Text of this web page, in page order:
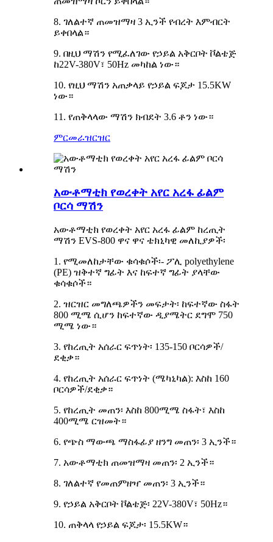
8. ገለልተኛ ጠመዝማዛ 3 ኢንች የብረት እምብርት
ይቀበላል።
9. በዚህ ማሽን የሚፈለገው የኃይል አቅርቦት ቮልቴጅ
ከ22V-380V፣ 50Hz መካከል ነው።
10. የዚህ ማሽን አጠቃላይ የኃይል ፍጆታ 15.5KW
ነው።
11. የጠቅላላው ማሽን ክብደት 3.6 ቶን ነው።
ምርመራዝርዝር
አውቶማቲክ የወረቀት አየር አረፋ ፊልም
ቦርሳ ማሽን
አውቶማቲክ የወረቀት አየር አረፋ ፊልም ከረጢት
ማሽን EVS-800 ዋና ዋና ቴክኒካዊ መለኪያዎች፡
1. የሚመለከታቸው ቁሳቁሶች፡- ፖሊ polyethylene
(PE) ዝቅተኛ ግፊት እና ከፍተኛ ግፊት ያላቸው
ቁሳቁሶች።
2. ዝርዝር መግለጫዎችን መፍታት፡ ከፍተኛው ስፋት
800 ሚሜ ሲሆን ከፍተኛው ዲያሜትር ደግሞ 750
ሚሜ ነው።
3. የከረጢት አሰራር ፍጥነት፡ 135-150 ቦርሳዎች/
ደቂቃ።
4. የከረጢት አሰራር ፍጥነት (ሜካኒካል): እስከ 160
ቦርሳዎች/ደቂቃ።
5. የከረጢት መጠን፡ እስከ 800ሚሜ ስፋት፣ እስከ
400ሚሜ ርዝመት።
6. የጭስ ማውጫ ማስፋፊያ ዘንግ መጠን፡ 3 ኢንች።
7. አውቶማቲክ ጠመዝማዛ መጠን፡ 2 ኢንች።
8. ገለልተኛ የመጠምዘዣ መጠን፡ 3 ኢንች።
9. የኃይል አቅርቦት ቮልቴጅ፡ 22V-380V፣ 50Hz።
10. ጠቅላላ የኃይል ፍጆታ፡ 15.5KW።